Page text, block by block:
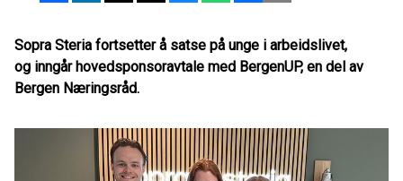
Sopra Steria fortsetter å satse på unge i arbeidslivet,
og inngår hovedsponsoravtale med BergenUP, en del av
Bergen Næringsråd.